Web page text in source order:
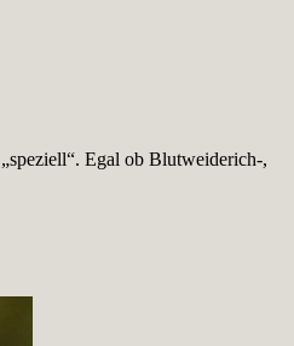
Egal ob Blutweiderich-,